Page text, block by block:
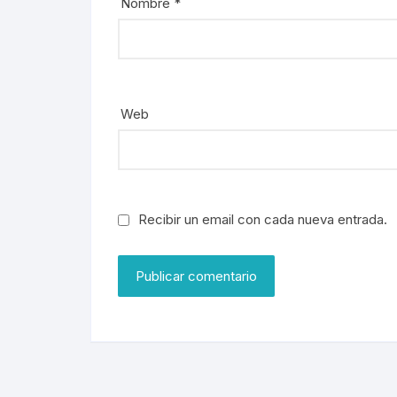
Web
Recibir un email con cada nueva entrada.